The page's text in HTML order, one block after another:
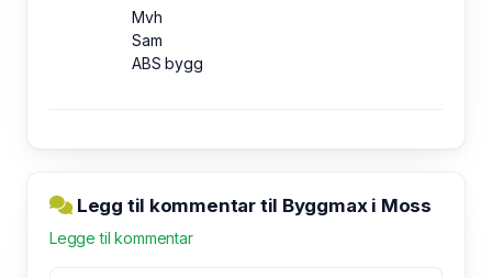
Mvh
Sam
ABS bygg
Legg til kommentar til Byggmax i Moss
Legge til kommentar